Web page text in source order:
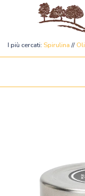
I più cercati: Spirulina //